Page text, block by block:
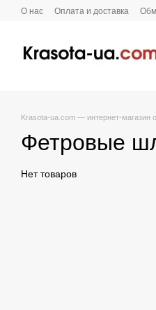
Перейти к основному контенту
О нас Оплата и доставка
Krasota-ua.com — интернет-магазин
Фетровые
Нет товаров